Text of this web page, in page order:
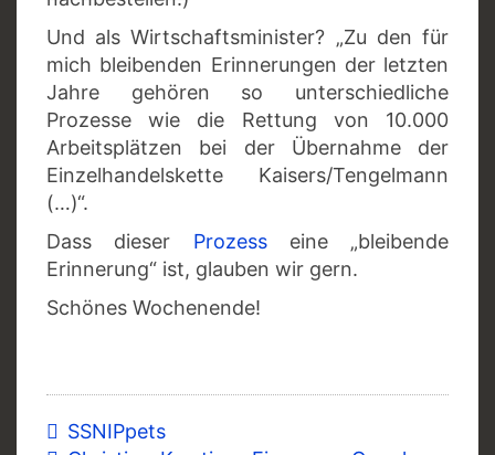
Und als Wirtschaftsminister? „Zu den für
mich bleibenden Erinnerungen der letzten
Jahre gehören so unterschiedliche
Prozesse wie die Rettung von 10.000
Arbeitsplätzen bei der Übernahme der
Einzelhandelskette Kaisers/Tengelmann
(…)“.
Dass dieser Prozesseine „bleibende
Erinnerung“ ist, glauben wir gern.
Schönes Wochenende!
SSNIPpets